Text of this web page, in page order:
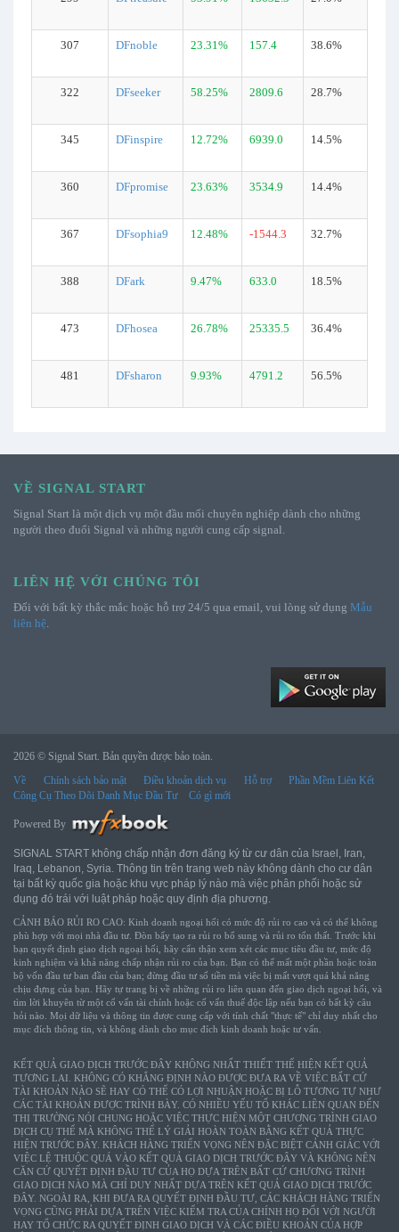
307 DFnoble 23.31% 157.4 38.6%
322 DFseeker 58.25% 2809.6 28.7%
345 DFinspire 12.72% 6939.0 14.5%
360 DFpromise 23.63% 3534.9 14.4%
367 DFsophia9 12.48% -1544.3 32.7%
388 DFark 9.47% 633.0 18.5%
473 DFhosea 26.78% 25335.5 36.4%
481 DFsharon 9.93% 4791.2 56.5%
VỀ SIGNAL START
Signal Start là một dịch vụ một đầu mối chuyên nghiệp dành cho những
người theo đuổi Signal và những người cung cấp signal.
LIÊN HỆ VỚI CHÚNG TÔI
Đối với bất kỳ thắc mắc hoặc hỗ trợ 24/5 qua email, vui lòng sử dụng Mẫu
liên hệ.
2026 © Signal Start. Bản quyền được bảo toàn.
Về
Chính sách bảo mật Điều khoản dịch vụ Hỗ trợ
Phần Mềm Liên Kết
Công Cụ Theo Dõi Danh Mục Đầu Tư
Có gì mới
Powered By
SIGNAL START không chấp nhận đơn đăng ký từ cư dân của Israel, Iran,
Iraq, Lebanon, Syria. Thông tin trên trang web này không dành cho cư dân
tại bất kỳ quốc gia hoặc khu vực pháp lý nào mà việc phân phối hoặc sử
dụng đó trái với luật pháp hoặc quy định địa phương.
CẢNH BÁO RỦI RO CAO: Kinh doanh ngoại hối có mức độ rủi ro cao và có thể không
phù hợp với mọi nhà đầu tư. Đòn bẩy tạo ra rủi ro bổ sung và rủi ro tổn thất. Trước khi
bạn quyết định giao dịch ngoại hối, hãy cẩn thận xem xét các mục tiêu đầu tư, mức độ
kinh nghiệm và khả năng chấp nhận rủi ro của bạn. Bạn có thể mất một phần hoặc toàn
bộ vốn đầu tư ban đầu của bạn; đừng đầu tư số tiền mà việc bị mất vượt quá khả năng
chịu đựng của bạn. Hãy tự trang bị về những rủi ro liên quan đến giao dịch ngoại hối, và
tìm lời khuyên từ một cố vấn tài chính hoặc cố vấn thuế độc lập nếu bạn có bất kỳ câu
hỏi nào. Mọi dữ liệu và thông tin được cung cấp với tính chất "thực tế" chỉ duy nhất cho
mục đích thông tin, và không dành cho mục đích kinh doanh hoặc tư vấn.
KẾT QUẢ GIAO DỊCH TRƯỚC ĐÂY KHÔNG NHẤT THIẾT THỂ HIỆN KẾT QUẢ
TƯƠNG LAI. KHÔNG CÓ KHẲNG ĐỊNH NÀO ĐƯỢC ĐƯA RA VỀ VIỆC BẤT CỨ
TÀI KHOẢN NÀO SẼ HAY CÓ THỂ CÓ LỢI NHUẬN HOẶC BỊ LỖ TƯƠNG TỰ NHƯ
CÁC TÀI KHOẢN ĐƯỢC TRÌNH BÀY. CÓ NHIỀU YẾU TỐ KHÁC LIÊN QUAN ĐẾN
THỊ TRƯỜNG NÓI CHUNG HOẶC VIỆC THỰC HIỆN MỘT CHƯƠNG TRÌNH GIAO
DỊCH CỤ THỂ MÀ KHÔNG THỂ LÝ GIẢI HOÀN TOÀN BẰNG KẾT QUẢ THỰC
HIỆN TRƯỚC ĐÂY. KHÁCH HÀNG TRIỂN VỌNG NÊN ĐẶC BIỆT CẢNH GIÁC VỚI
VIỆC LỆ THUỘC QUÁ VÀO KẾT QUẢ GIAO DỊCH TRƯỚC ĐÂY VÀ KHÔNG NÊN
CĂN CỨ QUYẾT ĐỊNH ĐẦU TƯ CỦA HỌ DỰA TRÊN BẤT CỨ CHƯƠNG TRÌNH
GIAO DỊCH NÀO MÀ CHỈ DUY NHẤT DỰA TRÊN KẾT QUẢ GIAO DỊCH TRƯỚC
ĐÂY. NGOÀI RA, KHI ĐƯA RA QUYẾT ĐỊNH ĐẦU TƯ, CÁC KHÁCH HÀNG TRIỂN
VỌNG CŨNG PHẢI DỰA TRÊN VIỆC KIỂM TRA CỦA CHÍNH HỌ ĐỐI VỚI NGƯỜI
HAY TỔ CHỨC RA QUYẾT ĐỊNH GIAO DỊCH VÀ CÁC ĐIỀU KHOẢN CỦA HỢP